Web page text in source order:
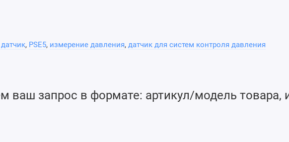
, PSE5, измерение давления, датчик для систем контроля давления
ваш запрос в формате: артикул/модель товара,